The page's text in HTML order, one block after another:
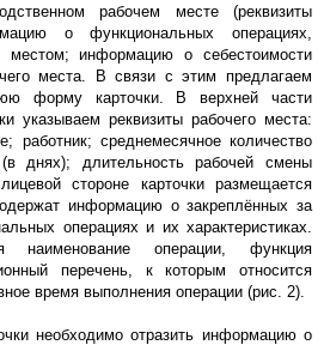
рабочем месте (реквизиты
о функциональных операциях,
местом; информацию о себестоимости
места. В связи с этим предлагаем
форму карточки. В верхней части
указываем реквизиты рабочего места:
работник; среднемесячное количество
днях); длительность рабочей смены
стороне карточки размещается
информацию о закреплённых за
операциях и их характеристиках.
наименование операции, функция
перечень, к которым относится
время выполнения операции (рис. 2).
необходимо отразить информацию о